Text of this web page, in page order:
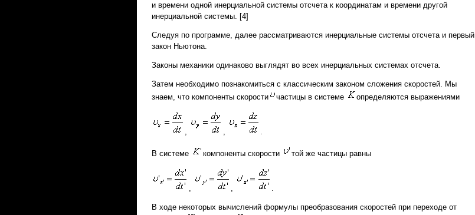
и времени одной инерциальной системы отсчета к координатам и времени другой
инерциальной системы. [4]
Следуя по программе, далее рассматриваются инерциальные системы отсчета и первый
закон Ньютона.
Законы механики одинаково выглядят во всех инерциальных системах отсчета.
Затем необходимо познакомиться с классическим законом сложения скоростей. Мы
знаем, что компоненты скорости
частицы в системе определяются выражениями
, , .
В системе компоненты скорости той же частицы равны
, , .
В ходе некоторых вычислений формулы преобразования скоростей при переходе от